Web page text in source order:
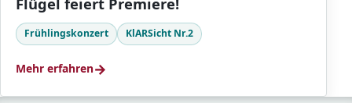
Frühlingskonzert KlARSicht Nr.2
Mehr erfahren→